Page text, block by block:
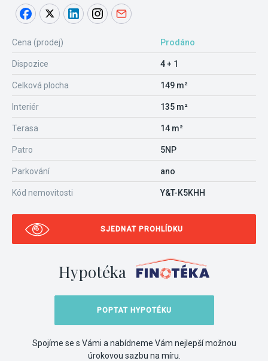
Cena (prodej) Prodáno
Dispozice 4 + 1
Celková plocha 149 m²
Interiér 135 m²
Terasa 14 m²
Patro 5NP
Parkování ano
Kód nemovitosti Y&T-K5KHH
SJEDNAT PROHLÍDKU
Hypotéka
POPTAT HYPOTÉKU
Spojíme se s Vámi a nabídneme Vám nejlepší možnou
úrokovou sazbu na míru.